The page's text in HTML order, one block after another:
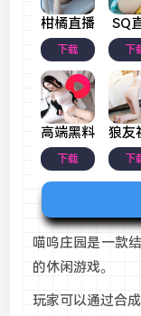
柑橘直播
下载
SQ
下
高端黑料
下载
狼友
下
喵呜庄园‌是一款
的休闲游戏。
玩家可以通过合